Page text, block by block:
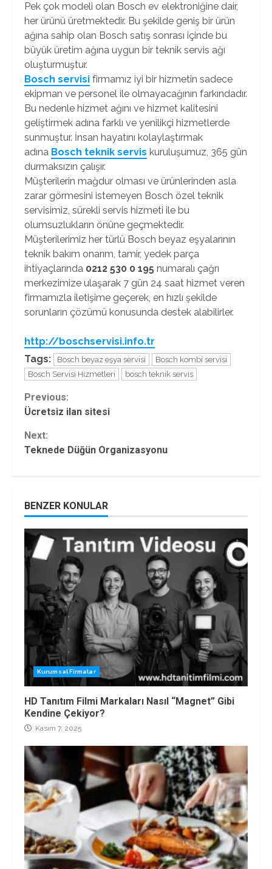
Pek çok modeli olan Bosch ev elektroniğine dair,
her ürünü üretmektedir. Bu şekilde geniş bir ürün
ağına sahip olan Bosch satış sonrası içinde bu
büyük üretim ağına uygun bir teknik servis ağı
oluşturmuştur.
Bosch servisi firmamız iyi bir hizmetin sadece
ekipman ve personel ile olmayacağının farkındadır.
Bu nedenle hizmet ağını ve hizmet kalitesini
geliştirmek adına farklı ve yenilikçi hizmetlerde
sunmuştur. İnsan hayatını kolaylaştırmak
adına Bosch teknik servis kuruluşumuz, 365 gün
durmaksızın çalışır.
Müşterilerin mağdur olması ve ürünlerinden asla
zarar görmesini istemeyen Bosch özel teknik
servisimiz, sürekli servis hizmeti ile bu
olumsuzlukların önüne geçmektedir.
Müşterilerimiz her türlü Bosch beyaz eşyalarının
teknik bakım onarım, tamir, yedek parça
ihtiyaçlarında 0212 530 0 195 numaralı çağrı
merkezimize ulaşarak 7 gün 24 saat hizmet veren
firmamızla iletişime geçerek, en hızlı şekilde
sorunların çözümü konusunda destek alabilirler.
http://boschservisi.info.tr
Tags:
Bosch beyaz eşya servisi
Bosch kombi servisi
Bosch Servisi Hizmetleri
bosch teknik servis
Continue
Previous:
Ücretsiz ilan sitesi
Next:
Teknede Düğün Organizasyonu
BENZER KONULAR
Kurumsal Firmalar
HD Tanıtım Filmi Markaları Nasıl “Magnet” Gibi
Kendine Çekiyor?
Kasım 7, 2025